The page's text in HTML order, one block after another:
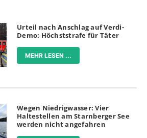
Urteil nach Anschlag auf Verdi-
Demo: Höchststrafe für Täter
MEHR LESEN ...
Wegen Niedrigwasser: Vier
Haltestellen am Starnberger See
werden nicht angefahren